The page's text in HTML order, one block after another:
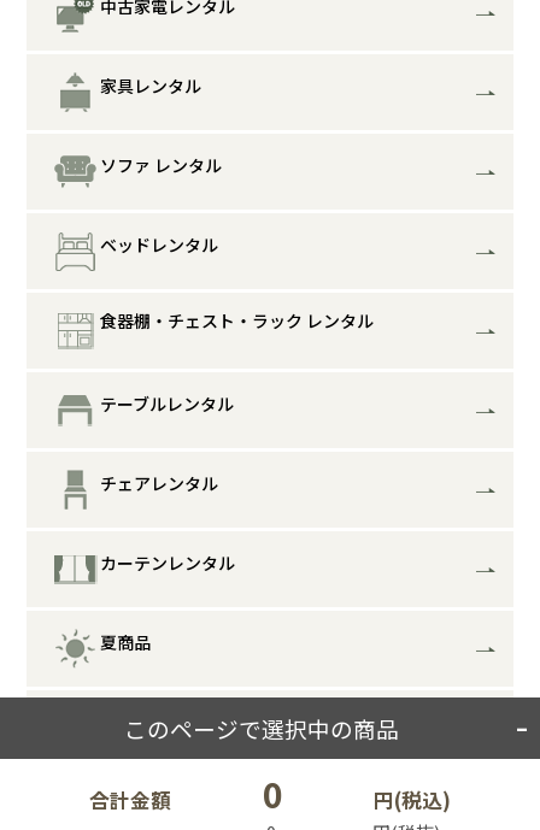
このページで選択中の商品
合計金額 0 円(税込)
中古家電レンタル
家具レンタル
ソファ レンタル
ベッドレンタル
食器棚・チェスト・ラック レンタル
テーブルレンタル
チェアレンタル
カーテンレンタル
夏商品
冬商品
フィットネス